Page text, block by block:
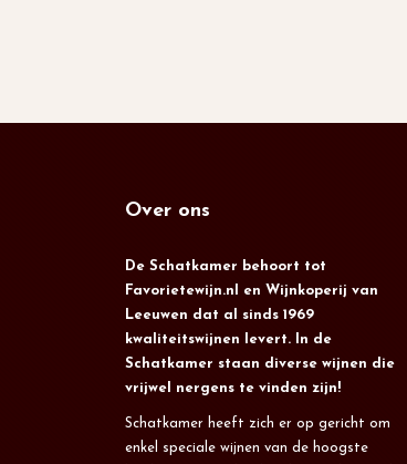
Over ons
De Schatkamer behoort tot
Favorietewijn.nl en Wijnkoperij van
Leeuwen dat al sinds 1969
kwaliteitswijnen levert. In de
Schatkamer staan diverse wijnen die
vrijwel nergens te vinden zijn!
Schatkamer heeft zich er op gericht om
enkel speciale wijnen van de hoogste